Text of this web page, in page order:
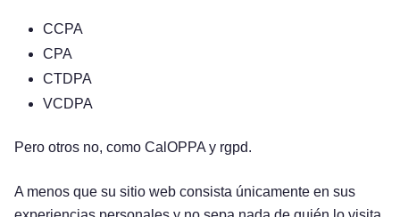
CCPA
CPA
CTDPA
VCDPA
Pero otros no, como CalOPPA y rgpd.
A menos que su sitio web consista únicamente en sus